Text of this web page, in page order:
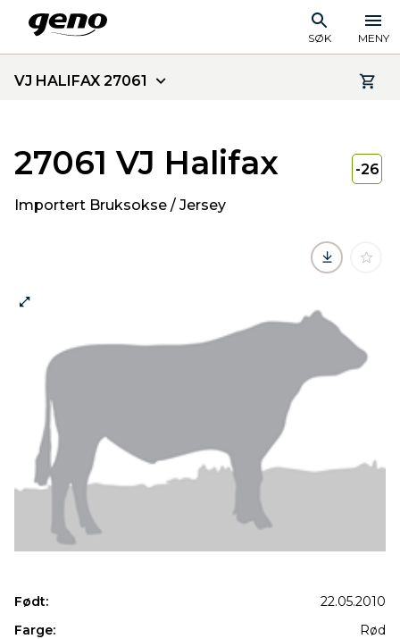
SØK MENY
VJ HALIFAX 27061
27061 VJ Halifax
Importert Bruksokse / Jersey
-26
Født:
22.05.2010
Farge:
Rød